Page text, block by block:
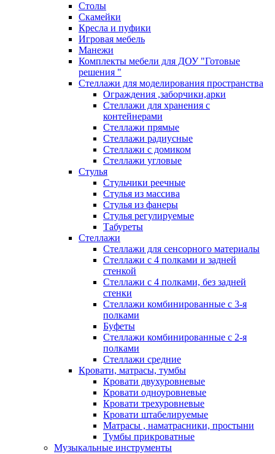
Столы
Скамейки
Кресла и пуфики
Игровая мебель
Манежи
Комплекты мебели для ДОУ "Готовые
решения "
Стеллажи для моделирования пространства
Ограждения ,заборчики,арки
Стеллажи для хранения с
контейнерами
Стеллажи прямые
Стеллажи радиусные
Стеллажи с домиком
Стеллажи угловые
Стулья
Стульчики реечные
Стулья из массива
Стулья из фанеры
Стулья регулируемые
Табуреты
Стеллажи
Стеллажи для сенсорного материалы
Стеллажи с 4 полками и задней
стенкой
Стеллажи с 4 полками, без задней
стенки
Стеллажи комбинированные с 3-я
полками
Буфеты
Стеллажи комбинированные с 2-я
полками
Стеллажи средние
Кровати, матрасы, тумбы
Кровати двухуровневые
Кровати одноуровневые
Кровати трехуровневые
Кровати штабелируемые
Матрасы , наматрасники, простыни
Тумбы прикроватные
Музыкальные инструменты